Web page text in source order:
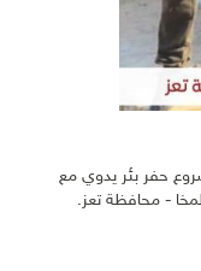
مشروع حفر بئر يدوي مع